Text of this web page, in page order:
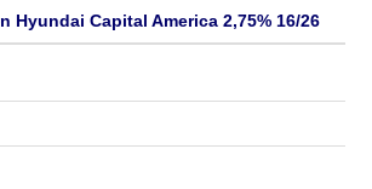
Hyundai Capital America 2,75% 16/26